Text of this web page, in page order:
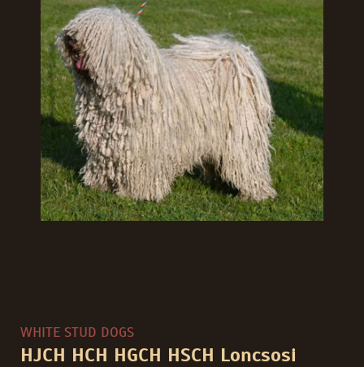
WHITE STUD DOGS
HJCH HCH HGCH HSCH Loncsosi